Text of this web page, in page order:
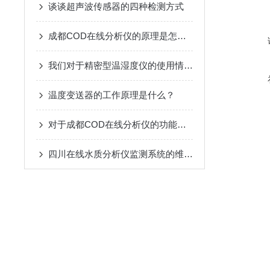
谈谈超声波传感器的四种检测方式
成都COD在线分析仪的原理是怎样的呢？
我们对于精密型温湿度仪的使用情况分析概述
温度变送器的工作原理是什么？
对于成都COD在线分析仪的功能你有什么看法呢？
四川在线水质分析仪监测系统的维护工作